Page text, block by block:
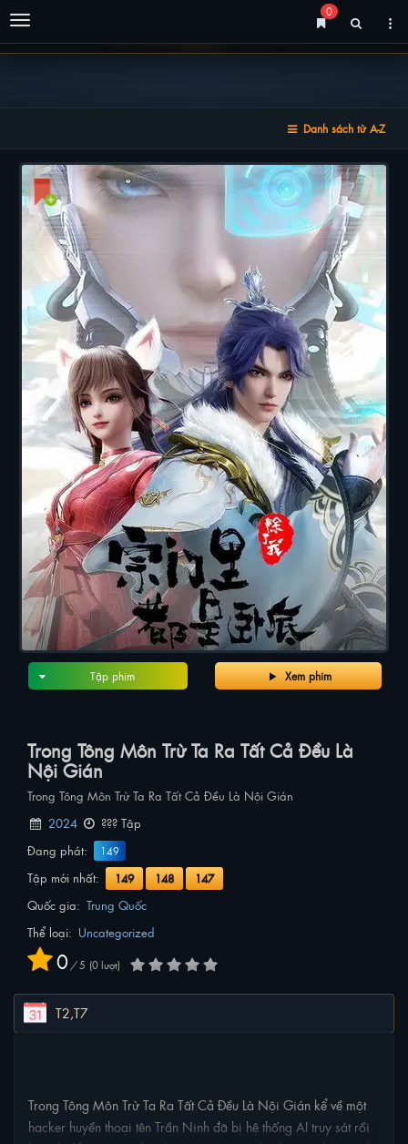
Menu
0
Danh sách từ A-Z
Xem phim
Tập phim
Trong Tông Môn Trừ Ta Ra Tất Cả Đều Là
Nội Gián
Trong Tông Môn Trừ Ta Ra Tất Cả Đều Là Nội Gián
2024
??? Tập
Đang phát:
149
Tập mới nhất: 149 148 147
Quốc gia: Trung Quốc
Thể loại: Uncategorized
0 / 5 0lượt
T2,T7
Trong Tông Môn Trừ Ta Ra Tất Cả Đều Là Nội Gián kể về một
hacker huyền thoại tên Trần Ninh đã bị hệ thống AI truy sát rồi